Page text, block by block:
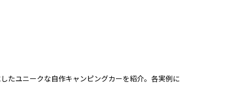
たユニークな自作キャンピングカーを紹介。各実例に